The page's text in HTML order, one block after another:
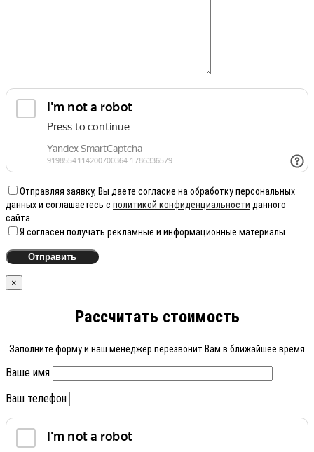
Отправляя заявку, Вы даете согласие на обработку персональных
данных и соглашаетесь с политикой конфиденциальности данного
сайта
Я согласен получать рекламные и информационные материалы
×
Рассчитать стоимость
Заполните форму и наш менеджер перезвонит Вам в ближайшее время
Ваше имя
Ваш телефон